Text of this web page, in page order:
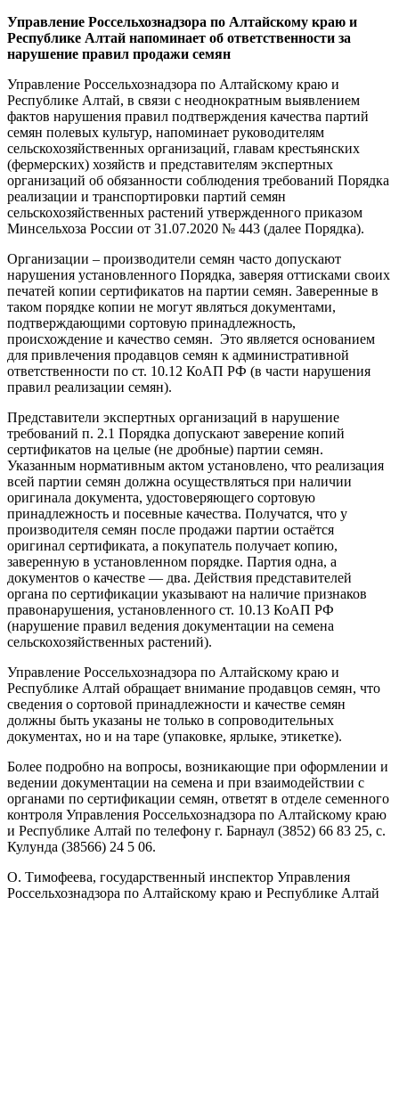
Управление Россельхознадзора по Алтайскому краю и
Республике Алтай напоминает об ответственности за
нарушение правил продажи семян
Управление Россельхознадзора по Алтайскому краю и
Республике Алтай, в связи с неоднократным выявлением
фактов нарушения правил подтверждения качества партий
семян полевых культур, напоминает руководителям
сельскохозяйственных организаций, главам крестьянских
(фермерских) хозяйств и представителям экспертных
организаций об обязанности соблюдения требований Порядка
реализации и транспортировки партий семян
сельскохозяйственных растений утвержденного приказом
Минсельхоза России от 31.07.2020 № 443 (далее Порядка).
Организации – производители семян часто допускают
нарушения установленного Порядка, заверяя оттисками своих
печатей копии сертификатов на партии семян. Заверенные в
таком порядке копии не могут являться документами,
подтверждающими сортовую принадлежность,
происхождение и качество семян. Это является основанием
для привлечения продавцов семян к административной
ответственности по ст. 10.12 КоАП РФ (в части нарушения
правил реализации семян).
Представители экспертных организаций в нарушение
требований п. 2.1 Порядка допускают заверение копий
сертификатов на целые (не дробные) партии семян.
Указанным нормативным актом установлено, что реализация
всей партии семян должна осуществляться при наличии
оригинала документа, удостоверяющего сортовую
принадлежность и посевные качества. Получатся, что у
производителя семян после продажи партии остаётся
оригинал сертификата, а покупатель получает копию,
заверенную в установленном порядке. Партия одна, а
документов о качестве — два. Действия представителей
органа по сертификации указывают на наличие признаков
правонарушения, установленного ст. 10.13 КоАП РФ
(нарушение правил ведения документации на семена
сельскохозяйственных растений).
Управление Россельхознадзора по Алтайскому краю и
Республике Алтай обращает внимание продавцов семян, что
сведения о сортовой принадлежности и качестве семян
должны быть указаны не только в сопроводительных
документах, но и на таре (упаковке, ярлыке, этикетке).
Более подробно на вопросы, возникающие при оформлении и
ведении документации на семена и при взаимодействии с
органами по сертификации семян, ответят в отделе семенного
контроля Управления Россельхознадзора по Алтайскому краю
и Республике Алтай по телефону г. Барнаул (3852) 66 83 25, с.
Кулунда (38566) 24 5 06.
О. Тимофеева, государственный инспектор Управления
Россельхознадзора по Алтайскому краю и Республике Алтай